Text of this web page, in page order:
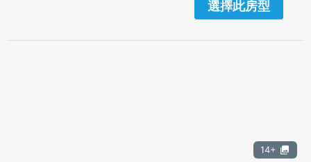
選擇此房型
14+